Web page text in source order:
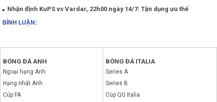
Nhận định KuPS vs Vardar, 22h00 ngày 14/7: Tận dụng ưu thế
BÌNH LUẬN:
BÓNG ĐÁ ANH
Ngoại hạng Anh
Hạng nhất Anh
Cúp FA
BÓNG ĐÁ ITALIA
Series A
Series B
Cúp QG Italia